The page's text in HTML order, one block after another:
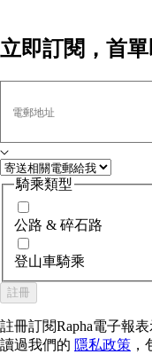
立即訂閱，首
電郵地址
騎乘類型
公路 & 碎石路
登山車騎乘
註冊
註冊訂閱Rapha電子報
讀過我們的 隱私政策